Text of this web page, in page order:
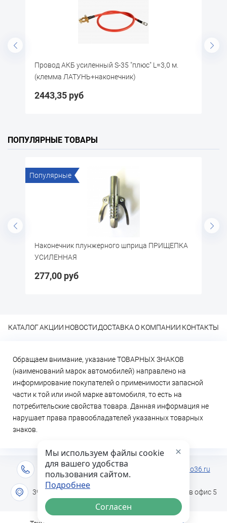
Провод АКБ усиленный S-35 "плюс" L=3,0 м.
(клемма ЛАТУНЬ+наконечник)
2443,35 руб
ПОПУЛЯРНЫЕ ТОВАРЫ
Популярные
Наконечник плунжерного шприца ПРИЩЕПКА
УСИЛЕННАЯ
277,00 руб
КАТАЛОГАКЦИИ НОВОСТИДОСТАВКА О КОМПАНИИ КОНТАКТЫ
Обращаем внимание, указание ТОВАРНЫХ ЗНАКОВ
(наименований марок автомобилей) направлено на
информирование покупателей о применимости запасной
части к той или иной марке автомобиля, то есть на
потребительские свойства товара. Данная информация не
нарушает права правообладателей указанных товарных
знаков.
+7 (473) 2-333-717 info@lideravto36.ru
394051 г. Воронеж, ул. Героев Сибиряков дом 1в офис 5
Мы используем файлы cookie
для вашего удобства
пользования сайтом.
Подробнее
Согласен
×